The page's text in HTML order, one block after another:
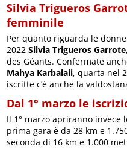
Silvia Trigueros
femminile
Per quanto riguarda le
2022Silvia Trigueros Garrote
des Géants. Confermate
Mahya Karbalaii, quarta nel
iscritte c’è anche la
Dal 1° marzo le
Il 1° marzo apriranno invece
prima gara è da 28 km e
seconda di 16 km e 1.000